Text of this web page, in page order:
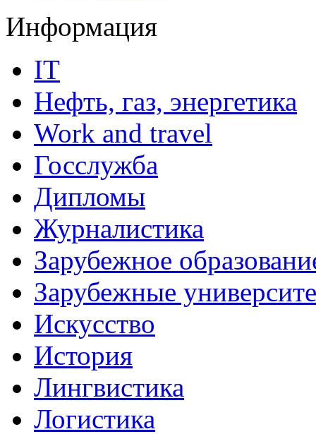
Информация
IT
Нефть, газ, энергетика
Work and travel
Госслужба
Дипломы
Журналистика
Зарубежное
Зарубежные
Искусство
История
Лингвистика
Логистика